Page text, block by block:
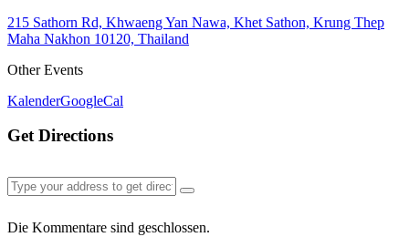
215 Sathorn Rd, Khwaeng Yan Nawa, Khet Sathon, Krung Thep
Maha Nakhon 10120, Thailand
Other Events
KalenderGoogleCal
Get Directions
Die Kommentare sind geschlossen.